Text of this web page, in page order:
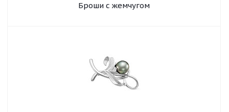
Броши с жемчугом